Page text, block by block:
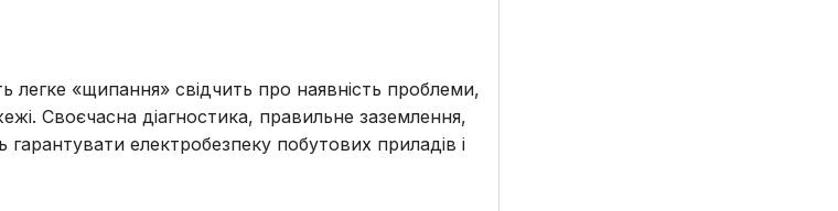
легке «щипання» свідчить про наявність проблеми,
Своєчасна діагностика, правильне заземлення,
електробезпеку побутових приладів і